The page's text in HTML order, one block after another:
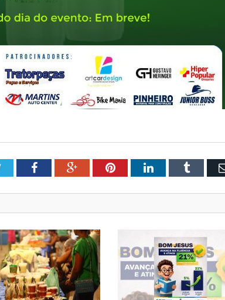
TwitterFacebookGoogle+PinterestLinkedInTumblr